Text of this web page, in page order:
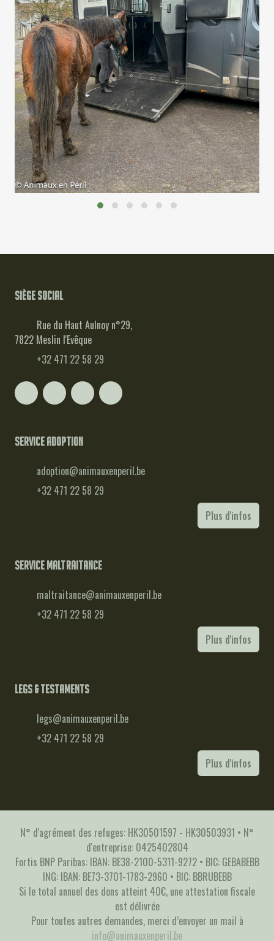
Siège social
Rue du Haut Aulnoy n°29,
7822 Meslin l'Evêque
+32 471 22 58 29
Service adoption
adoption@animauxenperil.be
+32 471 22 58 29
Plus d'infos
Service maltraitance
maltraitance@animauxenperil.be
+32 471 22 58 29
Plus d'infos
Legs & testaments
legs@animauxenperil.be
+32 471 22 58 29
Plus d'infos
N° d'agrément des refuges: HK30501597 - HK30503931 • N°
d'entreprise: 0425402804
Fortis BNP Paribas: IBAN: BE38-2100-5311-9272 • BIC: GEBABEBB
ING: IBAN: BE73-3701-1783-2960 • BIC: BBRUBEBB
Si le total annuel des dons atteint 40€, une attestation fiscale
est délivrée
Pour toutes autres demandes, merci d’envoyer un mail à
info@animauxenperil.be